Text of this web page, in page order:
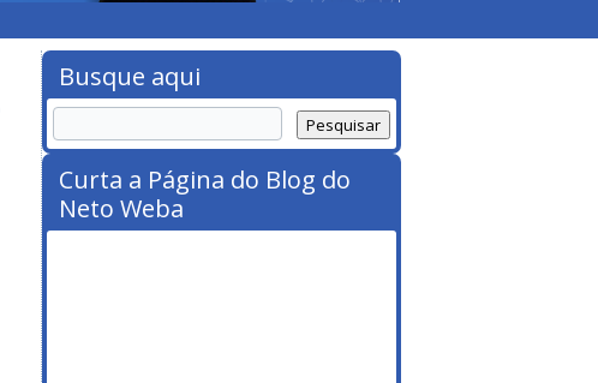
Busque aqui
Curta a Página do Blog do
Neto Weba